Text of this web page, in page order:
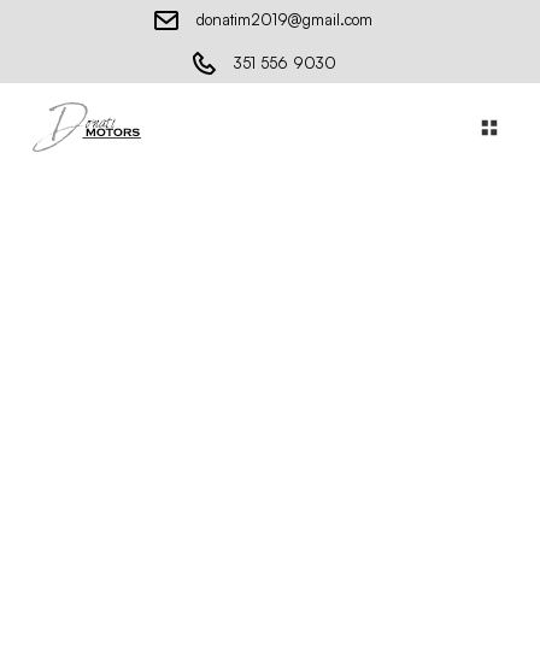
donatim2019@gmail.com
351 556 9030